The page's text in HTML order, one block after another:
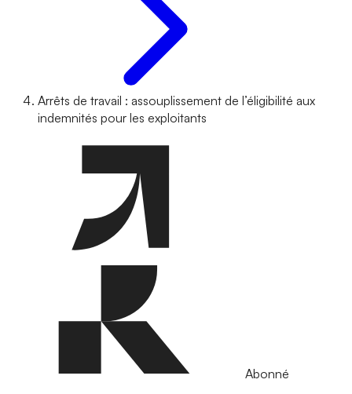
Arrêts de travail : assouplissement de l’éligibilité aux
indemnités pour les exploitants
Abonné